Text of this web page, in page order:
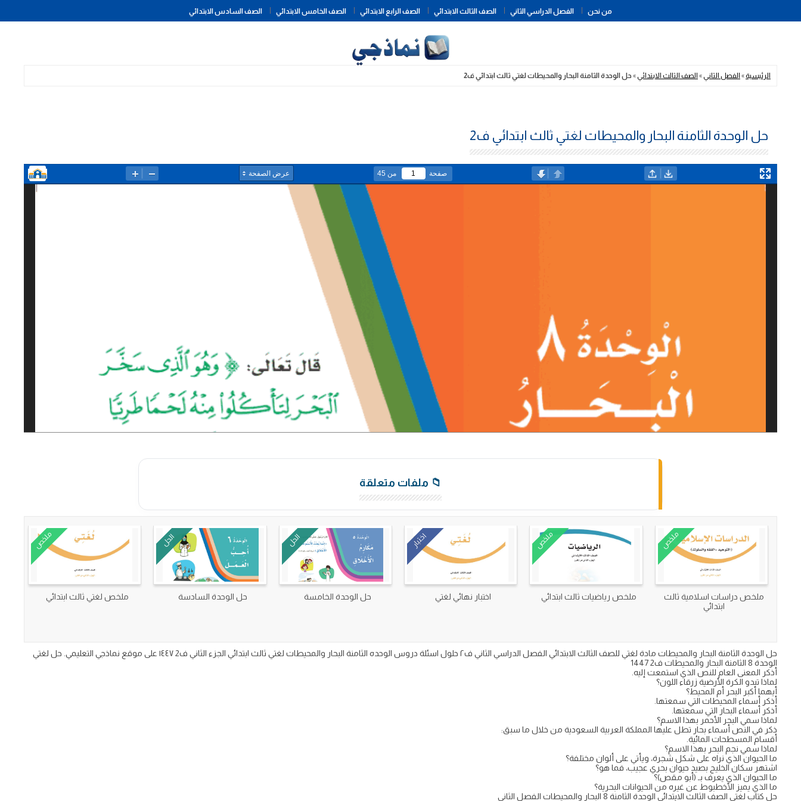
Skip
to
من نحن الفصل الدراسي الثاني الصف الثالث الابتدائي الصف الرابع الابتدائي الصف الخامس الابتدائي الصف السادس الابتدائي
الرئيسية » الفصل الثاني » الصف الثالث الابتدائي »حل الوحدة الثامنة البحار والمحيطات لغتي ثالث ابتدائي ف2
حل الوحدة الثامنة البحار والمحيطات لغتي ثالث ابتدائي ف2
📁 ملفات متعلقة
ملخص
ملخص دراسات اسلامية ثالث
ابتدائي
ملخص
ملخص رياضيات ثالث ابتدائي
اختبار
اختبار نهائي لغتي
الحل
حل الوحدة الخامسة
الحل
حل الوحدة السادسة
ملخص
ملخص لغتي ثالث ابتدائي
حل الوحدة الثامنة البحار والمحيطات مادة لغتي للصف الثالث الابتدائي الفصل الدراسي الثاني ف٢ حلول اسئلة دروس الوحده الثامنة البحار والمحيطات لغتي ثالث ابتدائي الجزء الثاني ف2 ١٤٤٧ على موقع نماذجي التعليمي. حل لغتي
الوحدة 8 الثامنة البحار والمحيطات ف2 1447
أذكر المعنى العام للنص الذي استمعت إليه.
لماذا تبدو الكرة الأرضية زرقاء اللون؟
أيهما أكبر البحر أم المحيط؟
أذكر أسماء المحيطات التي سمعتها.
أذكر أسماء البحار التي سمعتها.
لماذا سمي البحر الأحمر بهذا الاسم؟
ذكر في النص أسماء بحار تطل عليها المملكة العربية السعودية من خلال ما سبق:
أقسام المسطحات المائية.
لماذا سمي نجم البحر بهذا الاسم؟
ما الحيوان الذي نراه على شكل شجرة، ويأتي على ألوان مختلفة؟
اشتهر سكان الخليج بصيد حيوان بحري عجيب، فما هو؟
ما الحيوان الذي يعرف بـ (أبو مقص)؟
ما الذي يميز الأخطبوط عن غيره من الحيوانات البحرية؟
حل كتاب لغتي الصف الثالث الابتدائي الوحدة الثامنة 8 البحار والمحيطات الفصل الثاني